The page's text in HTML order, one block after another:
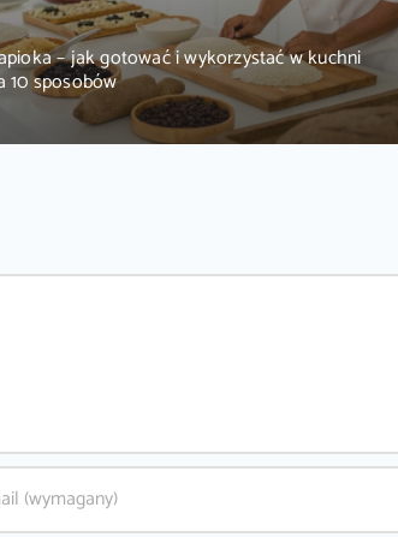
– jak gotować i wykorzystać w kuchni
10 sposobów